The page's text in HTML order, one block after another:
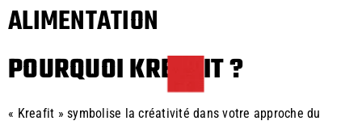
ALIMENTATION
POURQUOI KREAFIT ?
« Kreafit » symbolise la créativité dans votre approche du